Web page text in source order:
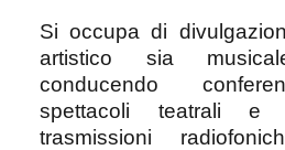
Si occupa di
artistico sia
conducendo
spettacoli teatrali e
trasmissioni